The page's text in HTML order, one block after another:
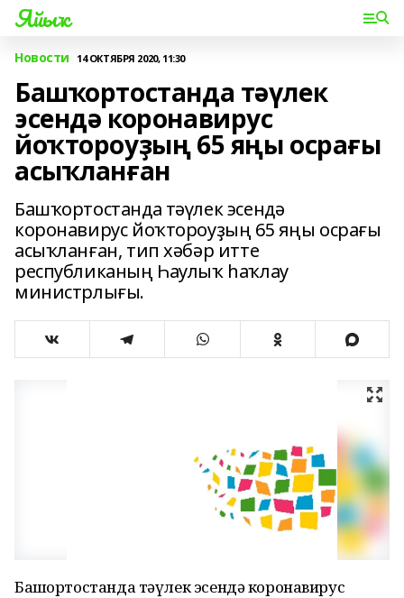
Яйыҡ
Новости 14 ОКТЯБРЯ 2020, 11:30
Башҡортостанда тәүлек
эсендә коронавирус
йоҡтороуҙың 65 яңы осрағы
асыҡланған
Башҡортостанда тәүлек эсендә
коронавирус йоҡтороуҙың 65 яңы осрағы
асыҡланған, тип хәбәр итте
республиканың Һаулыҡ һаҡлау
министрлығы.
Башҡортостанда тәүлек эсендә коронавирус